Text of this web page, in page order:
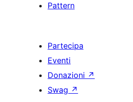
Pattern
Partecipa
Eventi
Donazioni ↗
Swag ↗